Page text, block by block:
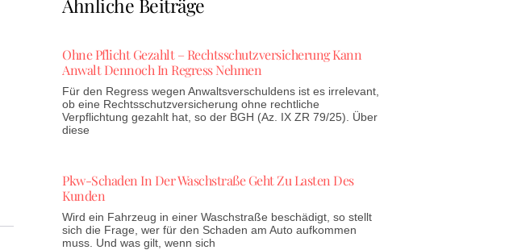
Ähnliche Beiträge
Ohne Pflicht Gezahlt – Rechtsschutzversicherung Kann
Anwalt Dennoch In Regress Nehmen
Für den Regress wegen Anwaltsverschuldens ist es irrelevant,
ob eine Rechtsschutzversicherung ohne rechtliche
Verpflichtung gezahlt hat, so der BGH (Az. IX ZR 79/25). Über
diese
Pkw-Schaden In Der Waschstraße Geht Zu Lasten Des
Kunden
Wird ein Fahrzeug in einer Waschstraße beschädigt, so stellt
sich die Frage, wer für den Schaden am Auto aufkommen
muss. Und was gilt, wenn sich